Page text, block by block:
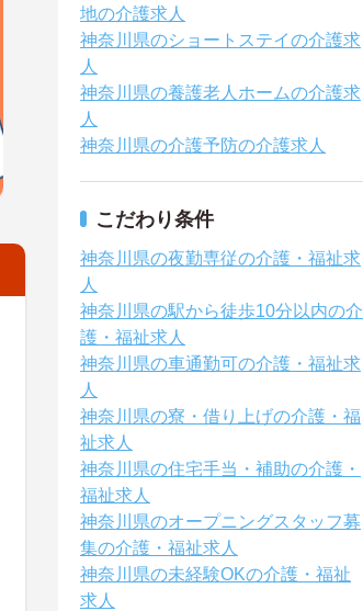
地の介護求人
神奈川県のショートステイの介護求
人
神奈川県の養護老人ホームの介護求
人
神奈川県の介護予防の介護求人
こだわり条件
神奈川県の夜勤専従の介護・福祉求
人
神奈川県の駅から徒歩10分以内の介
護・福祉求人
神奈川県の車通勤可の介護・福祉求
人
神奈川県の寮・借り上げの介護・福
祉求人
神奈川県の住宅手当・補助の介護・
福祉求人
神奈川県のオープニングスタッフ募
集の介護・福祉求人
神奈川県の未経験OKの介護・福祉
求人